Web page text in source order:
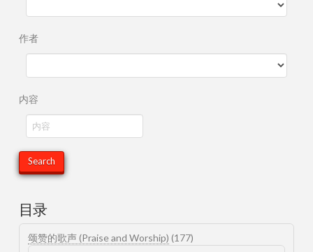
作者
内容
目录
颂赞的歌声 (Praise and Worship) (177)